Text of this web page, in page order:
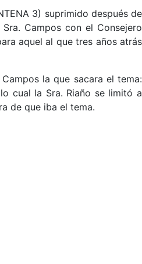
3) suprimido después de
Campos con el Consejero
aquel al que tres años atrás
la que sacara el tema:
cual la Sra. Riaño se limitó a
de que iba el tema.